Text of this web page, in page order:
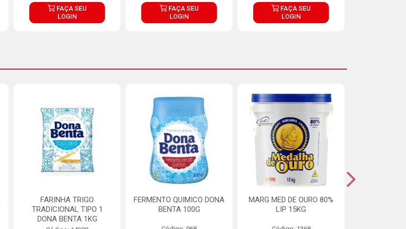
FAÇA SEU
LOGIN
FAÇA SEU
LOGIN
FAÇA SEU
LOGIN
FARINHA TRIGO
TRADICIONAL TIPO 1
DONA BENTA 1KG
FERMENTO QUIMICO DONA
BENTA 100G
MARG MED DE OURO 80%
LIP 15KG